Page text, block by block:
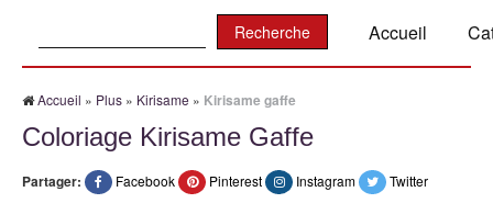
Accueil
Accueil » Plus » Kirisame » Kirisame gaffe
Coloriage Kirisame Gaffe
Partager: Facebook Pinterest Instagram Twitter